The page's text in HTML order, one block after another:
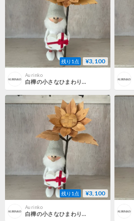
残り1点 ¥3,100
Aurinko
白樺の小さなひまわり⑤
残り1点 ¥3,100
Aurinko
白樺の小さなひまわり⑦